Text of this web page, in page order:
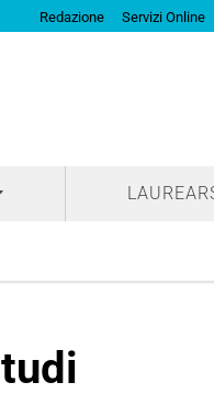
Redazione Servizi Online